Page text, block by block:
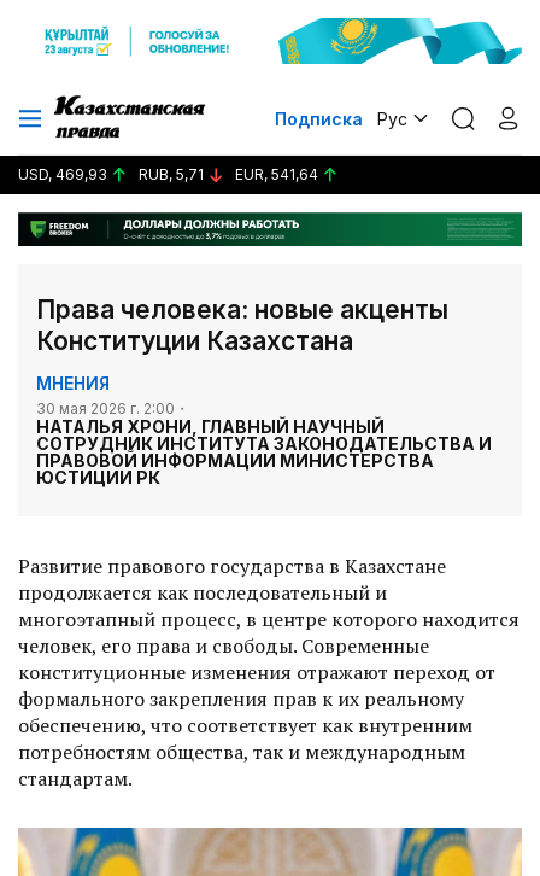
Подписка Рус
USD, 469,93 RUB, 5,71 EUR, 541,64
Права человека: новые акценты
Конституции Казахстана
МНЕНИЯ
30 мая 2026 г. 2:00
НАТАЛЬЯ ХРОНИ, ГЛАВНЫЙ НАУЧНЫЙ
СОТРУДНИК ИНСТИТУТА ЗАКОНОДАТЕЛЬСТВА И
ПРАВОВОЙ ИНФОРМАЦИИ МИНИСТЕРСТВА
ЮСТИЦИИ РК
Развитие правового государства в Казахстане
продолжается как последовательный и
многоэтапный процесс, в центре которого находится
человек, его права и свободы. Современные
конституционные изменения отражают переход от
формального закрепления прав к их реальному
обеспечению, что соответствует как внутренним
потребностям общества, так и международным
стандартам.